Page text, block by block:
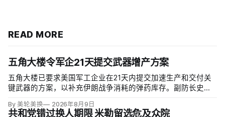
READ MORE
五角大楼令军企21天提交武器增产方案
五角大楼已要求美国军工企业在21天内提交加速生产和交付关
键武器的方案，以补充伊朗战争消耗的弹药库存。副防长史蒂
可接受，必须立即扩大产能；
By 美轮美换 2026年8月9日
共和党错过换人期限 米勒留选危及众院